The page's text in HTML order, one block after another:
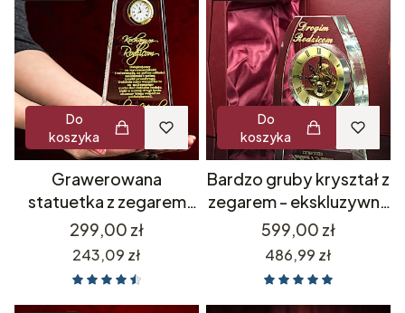
Do
koszyka
Grawerowana
statuetka z zegarem
luksusowy prezent
upominek biznesowy
dla szefa pracownika na
emeryturę odejście dla
Cena
299,00 zł
Cena
243,09 zł
Do
koszyka
Bardzo gruby kryształ z
zegarem - ekskluzywny
prezent dla szefa
rodziców na urodziny -
dowolny grawer + etui
Cena
599,00 zł
Cena
486,99 zł